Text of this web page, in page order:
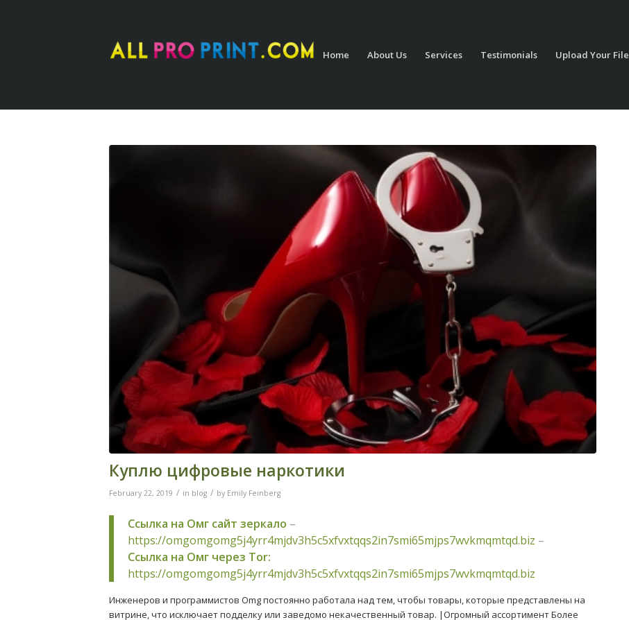
Home About Us Services Testimonials Upload Your File
Куплю цифровые наркотики
February 22, 2019 / in blog / by Emily Feinberg
Ссылка на Омг сайт зеркало –
https://omgomgomg5j4yrr4mjdv3h5c5xfvxtqqs2in7smi65mjps7wvkmqmtqd.biz –
Ссылка на Омг через Tor:
https://omgomgomg5j4yrr4mjdv3h5c5xfvxtqqs2in7smi65mjps7wvkmqmtqd.biz
Инженеров и программистов Omg постоянно работала над тем, чтобы товары, которые представлены на
витрине, что исключает подделку или заведомо некачественный товар. |Огромный ассортимент Более